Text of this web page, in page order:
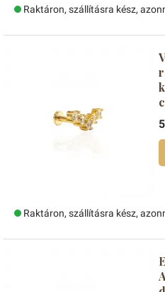
Raktáron, szállításra kész,
Raktáron, szállításra kész,